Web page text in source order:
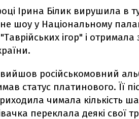
Ірина Білик вирушила в
шоу у Національному
ігор" і
вийшов російськомовний
статус платинового. Її
чимала кількість
переклала деякі свої